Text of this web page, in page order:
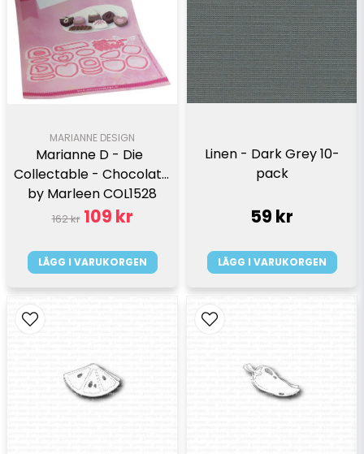
MARIANNE DESIGN
Marianne D - Die
Collectable - Chocolate
by Marleen COL1528
162 kr 109 kr
LÄGG I VARUKORGEN
Linen - Dark Grey 10-
pack
59 kr
LÄGG I VARUKORGEN